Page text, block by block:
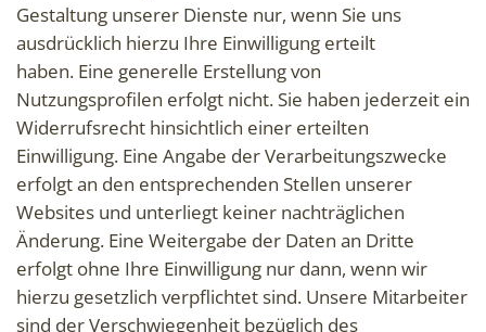
Gestaltung unserer Dienste nur, wenn Sie uns
ausdrücklich hierzu Ihre Einwilligung erteilt
haben. Eine generelle Erstellung von
Nutzungsprofilen erfolgt nicht. Sie haben jederzeit ein
Widerrufsrecht hinsichtlich einer erteilten
Einwilligung. Eine Angabe der Verarbeitungszwecke
erfolgt an den entsprechenden Stellen unserer
Websites und unterliegt keiner nachträglichen
Änderung. Eine Weitergabe der Daten an Dritte
erfolgt ohne Ihre Einwilligung nur dann, wenn wir
hierzu gesetzlich verpflichtet sind. Unsere Mitarbeiter
sind der Verschwiegenheit bezüglich des